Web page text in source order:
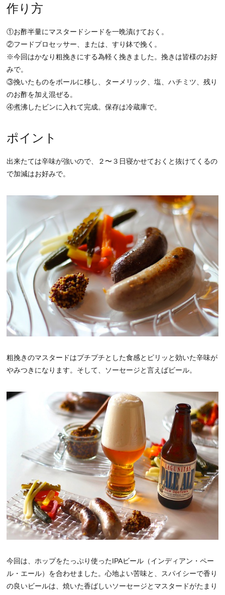
作り方
①お酢半量にマスタードシードを一晩漬けておく。
②フードプロセッサー、または、すり鉢で挽く。
※今回はかなり粗挽きにする為軽く挽きました。挽きは皆様のお好
みで。
③挽いたものをボールに移し、ターメリック、塩、ハチミツ、残り
のお酢を加え混ぜる。
④煮沸したビンに入れて完成。保存は冷蔵庫で。
ポイント
出来たては辛味が強いので、２〜３日寝かせておくと抜けてくるの
で加減はお好みで。
粗挽きのマスタードはプチプチとした食感とピリッと効いた辛味が
やみつきになります。そして、ソーセージと言えばビール。
今回は、ホップをたっぷり使ったIPAビール（インディアン・ペー
ル・エール）を合わせました。心地よい苦味と、スパイシーで香り
の良いビールは、焼いた香ばしいソーセージとマスタードがたまり